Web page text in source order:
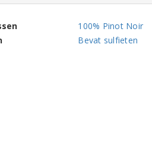
100% Pinot Noir
Bevat sulfieten